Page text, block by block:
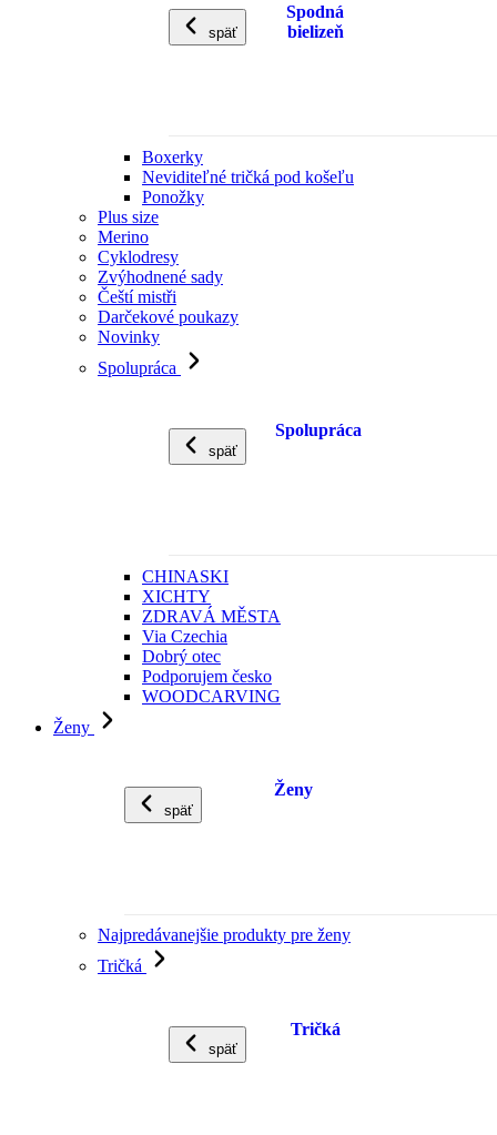
späť
Spodná
bielizeň
Boxerky
Neviditeľné tričká pod košeľu
Ponožky
Plus size
Merino
Cyklodresy
Zvýhodnené sady
Čeští mistři
Darčekové poukazy
Novinky
Spolupráca
späť
Spolupráca
CHINASKI
XICHTY
ZDRAVÁ MĚSTA
Via Czechia
Dobrý otec
Podporujem česko
WOODCARVING
Ženy
späť
Ženy
Najpredávanejšie produkty pre ženy
Tričká
späť
Tričká